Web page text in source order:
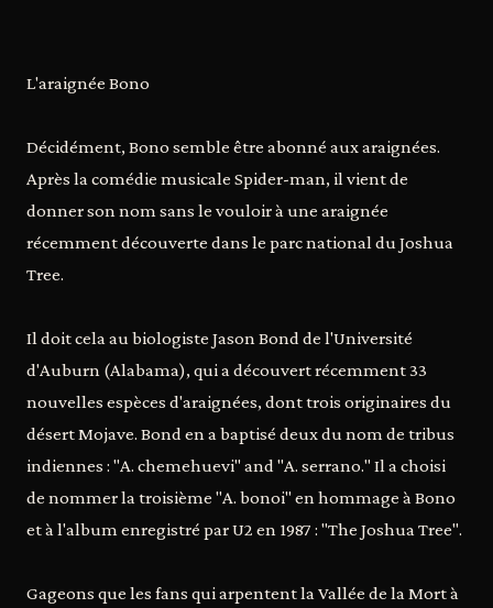
L'araignée Bono
Décidément, Bono semble être abonné aux araignées.
Après la comédie musicale Spider-man, il vient de
donner son nom sans le vouloir à une araignée
récemment découverte dans le parc national du Joshua
Tree.
Il doit cela au biologiste Jason Bond de l'Université
d'Auburn (Alabama), qui a découvert récemment 33
nouvelles espèces d'araignées, dont trois originaires du
désert Mojave. Bond en a baptisé deux du nom de tribus
indiennes : "A. chemehuevi" and "A. serrano." Il a choisi
de nommer la troisième "A. bonoi" en hommage à Bono
et à l'album enregistré par U2 en 1987 : "The Joshua Tree".
Gageons que les fans qui arpentent la Vallée de la Mort à